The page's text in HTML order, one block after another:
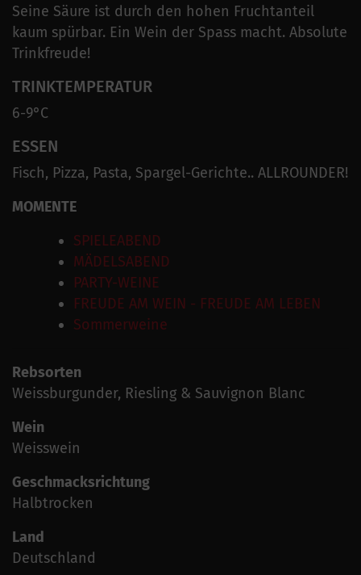
Seine Säure ist durch den hohen Fruchtanteil
kaum spürbar. Ein Wein der Spass macht. Absolute
Trinkfreude!
TRINKTEMPERATUR
6-9°C
ESSEN
Fisch, Pizza, Pasta, Spargel-Gerichte.. ALLROUNDER!
MOMENTE
SPIELEABEND
MÄDELSABEND
PARTY-WEINE
FREUDE AM WEIN - FREUDE AM LEBEN
Sommerweine
Rebsorten
Weissburgunder, Riesling & Sauvignon Blanc
Wein
Weisswein
Geschmacksrichtung
Halbtrocken
Land
Deutschland